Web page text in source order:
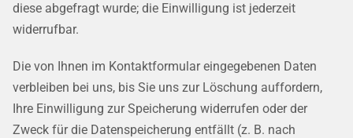
diese abgefragt wurde; die Einwilligung ist jederzeit
widerrufbar.
Die von Ihnen im Kontaktformular eingegebenen Daten
verbleiben bei uns, bis Sie uns zur Löschung auffordern,
Ihre Einwilligung zur Speicherung widerrufen oder der
Zweck für die Datenspeicherung entfällt (z. B. nach